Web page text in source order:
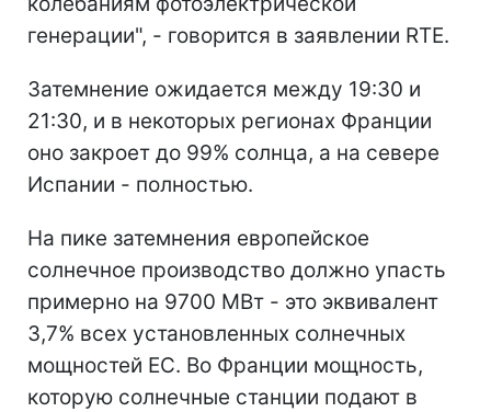
генерации", - говорится в заявлении RTE.
Затемнение ожидается между 19:30 и
21:30, и в некоторых регионах Франции
оно закроет до 99% солнца, а на севере
Испании - полностью.
На пике затемнения европейское
солнечное производство должно упасть
примерно на 9700 МВт - это эквивалент
3,7% всех установленных солнечных
мощностей ЕС. Во Франции мощность,
которую солнечные станции подают в